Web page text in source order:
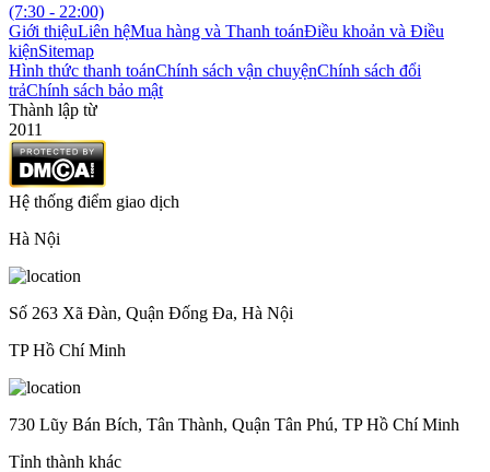
(7:30 - 22:00)
Giới thiệuLiên hệMua hàng và Thanh toánĐiều khoản và Điều
kiệnSitemap
Hình thức thanh toánChính sách vận chuyệnChính sách đổi
trảChính sách bảo mật
Thành lập từ
2011
Hệ thống điểm giao dịch
Hà Nội
Số 263 Xã Đàn, Quận Đống Đa, Hà Nội
TP Hồ Chí Minh
730 Lũy Bán Bích, Tân Thành, Quận Tân Phú, TP Hồ Chí Minh
Tỉnh thành khác